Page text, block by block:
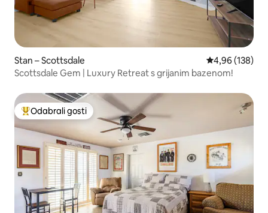
Stan – Scottsdale Prosječna
4,96 (138)
Scottsdale Gem | Luxury Retreat s grijanim bazenom!
Među najviše rangiranima s oznakom „Odabrali gosti”
Odabrali gosti